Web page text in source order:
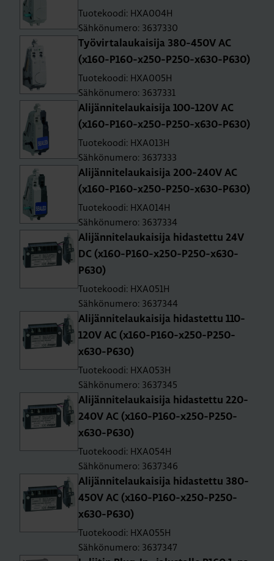
Tuotekoodi: HXA004H
Sähkönumero: 3637330
Työ­vir­ta­lau­kai­si­ja 380-450V AC
(x160-P160-x250-P250-x630-P630)
Tuotekoodi: HXA005H
Sähkönumero: 3637331
Ali­jän­ni­te­lau­kai­si­ja 100-120V AC
(x160-P160-x250-P250-x630-P630)
Tuotekoodi: HXA013H
Sähkönumero: 3637333
Ali­jän­ni­te­lau­kai­si­ja 200-240V AC
(x160-P160-x250-P250-x630-P630)
Tuotekoodi: HXA014H
Sähkönumero: 3637334
Ali­jän­ni­te­lau­kai­si­ja hi­das­tet­tu 24V
DC (x160-P160-x250-P250-x630-
P630)
Tuotekoodi: HXA051H
Sähkönumero: 3637344
Ali­jän­ni­te­lau­kai­si­ja hi­das­tet­tu 110-
120V AC (x160-P160-x250-P250-
x630-P630)
Tuotekoodi: HXA053H
Sähkönumero: 3637345
Ali­jän­ni­te­lau­kai­si­ja hi­das­tet­tu 220-
240V AC (x160-P160-x250-P250-
x630-P630)
Tuotekoodi: HXA054H
Sähkönumero: 3637346
Ali­jän­ni­te­lau­kai­si­ja hi­das­tet­tu 380-
450V AC (x160-P160-x250-P250-
x630-P630)
Tuotekoodi: HXA055H
Sähkönumero: 3637347